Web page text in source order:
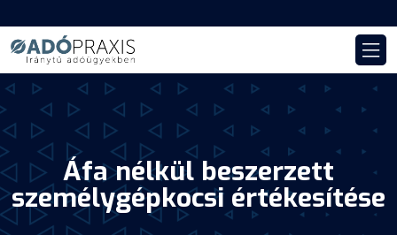
Áfa nélkül beszerzett
személygépkocsi értékesítése